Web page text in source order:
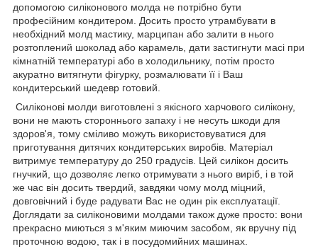
допомогою силіконового молда не потрібно бути
професійним кондитером. Досить просто утрамбувати в
необхідний молд мастику, марципан або залити в нього
розтоплений шоколад або карамель, дати застигнути масі при
кімнатній температурі або в холодильнику, потім просто
акуратно витягнути фігурку, розмалювати її і Ваш
кондитерський шедевр готовий.
Силіконові молди виготовлені з якісного харчового силікону,
вони не мають стороннього запаху і не несуть шкоди для
здоров'я, тому сміливо можуть використовуватися для
приготування дитячих кондитерських виробів. Матеріал
витримує температуру до 250 градусів. Цей силікон досить
гнучкий, що дозволяє легко отримувати з нього виріб, і в той
же час він досить твердий, завдяки чому молд міцний,
довговічний і буде радувати Вас не один рік експлуатації.
Доглядати за силіконовими молдами також дуже просто: вони
прекрасно миються з м'яким миючим засобом, як вручну під
проточною водою, так і в посудомийних машинах.